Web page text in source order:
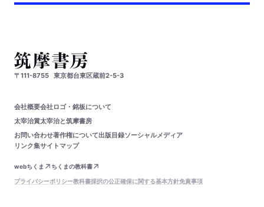
〒111-8755 東京都台東区蔵前2-5-3
会社概要会社ロゴ・銘板について
太宰治賞太宰治と筑摩書房
お問い合わせ著作権について出版目録ソーシャルメディア
リンク集サイトマップ
webちくま
ちくまの教科書
プライバシーポリシー教科書採択の公正確保に関する基本方針免責事項